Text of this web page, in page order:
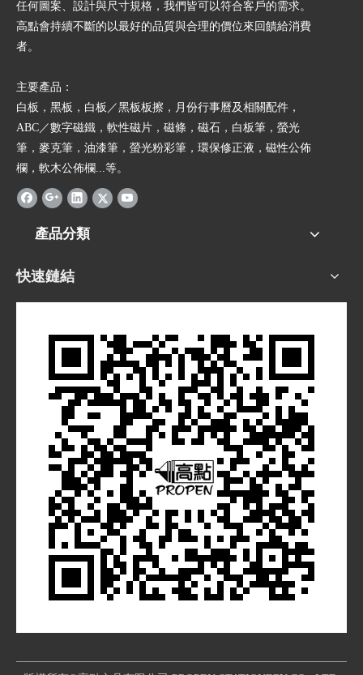
任何圖案、設計與尺寸規格，我們皆可以符合客戶的需求。
高點會持續不斷的以最好的品質與合理的價位來回饋給消費
者。
主要產品：
白板，黑板，白板／黑板板擦，月份行事曆及相關配件，
ABC／數字磁鐵，軟性磁片，磁條，磁石，白板筆，螢光
筆，麥克筆，油漆筆，螢光粉彩筆，環保修正液，磁性公佈
欄，軟木公佈欄...等。
產品分類
快速鏈結